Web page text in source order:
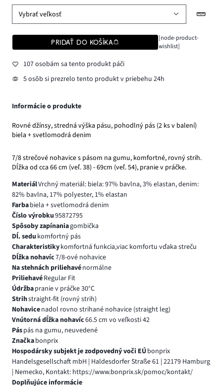
Vybrať veľkosť
PRIDAŤ DO KOŠÍKA
[node-product-
wishlist]
107 osobám sa tento produkt páči
5 osôb si prezrelo tento produkt v priebehu 24h
Informácie o produkte
Rovné džínsy, stredná výška pásu, pohodlný pás (2 ks v balení)
biela + svetlomodrá denim
7/8 strečové nohavice s pásom na gumu, komfortné, rovný strih.
Dĺžka od cca 66 cm (veľ. 38) - 69cm (veľ. 54), pranie v práčke.
MateriálVrchný materiál: biela: 97% bavlna, 3% elastan, denim:
82% bavlna, 17% polyester, 1% elastan
Farbabiela + svetlomodrá denim
Číslo výrobku95872795
Spôsoby zapínaniagombička
Dĺ. sedu komfortný pás
Charakteristikykomfortná funkcia,viac komfortu vďaka streču
Dĺžka nohavíc7/8-ové nohavice
Na stehnách priliehavénormálne
PriliehavéRegular Fit
Údržbapranie v práčke 30°C
Strihstraight-fit (rovný strih)
Nohavicenadol rovno strihané nohavice (straight leg)
Vnútorná dĺžka nohavíc66.5 cm vo veľkosti 42
Páspás na gumu, neuvedené
Značkabonprix
Hospodársky subjekt je zodpovedný voči EÚbonprix
Handelsgesellschaft mbH | Haldesdorfer Straße 61 | 22179 Hamburg
| Nemecko, Kontakt: https://www.bonprix.sk/pomoc/kontakt/
Doplňujúce informácie